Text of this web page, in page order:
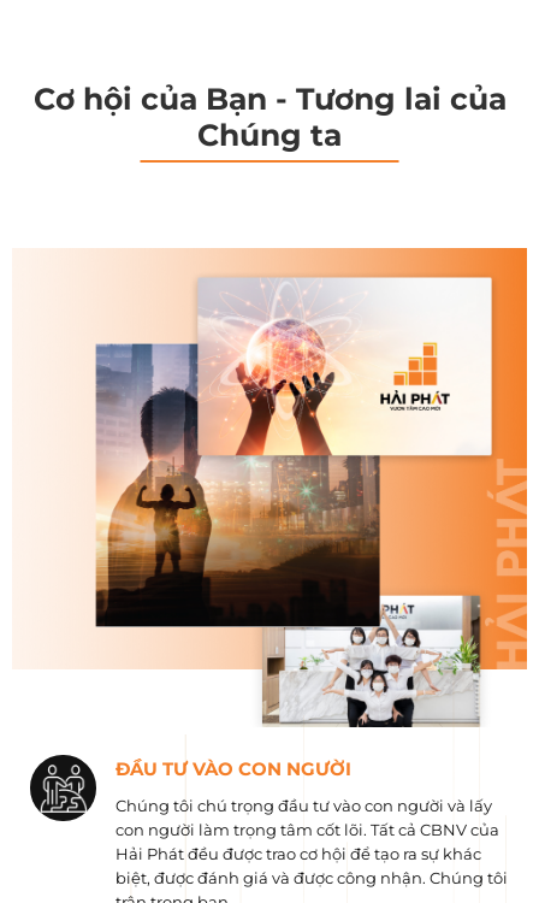
Cơ hội của Bạn - Tương lai của
Chúng ta
ĐẦU TƯ VÀO CON NGƯỜI
Chúng tôi chú trọng đầu tư vào con người và lấy
con người làm trọng tâm cốt lõi. Tất cả CBNV của
Hải Phát đều được trao cơ hội để tạo ra sự khác
biệt, được đánh giá và được công nhận. Chúng tôi